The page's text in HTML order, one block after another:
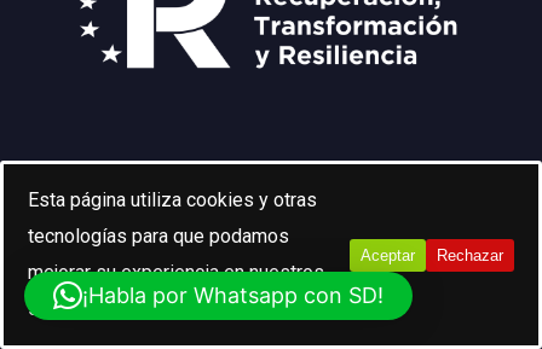
Programa KIT Digital cofinanciado por la
¡Habla por Whatsapp con SD!
Esta página utiliza cookies y otras
tecnologías para que podamos
mejorar su experiencia en nuestros
sitios:Más información.
Aceptar Rechazar